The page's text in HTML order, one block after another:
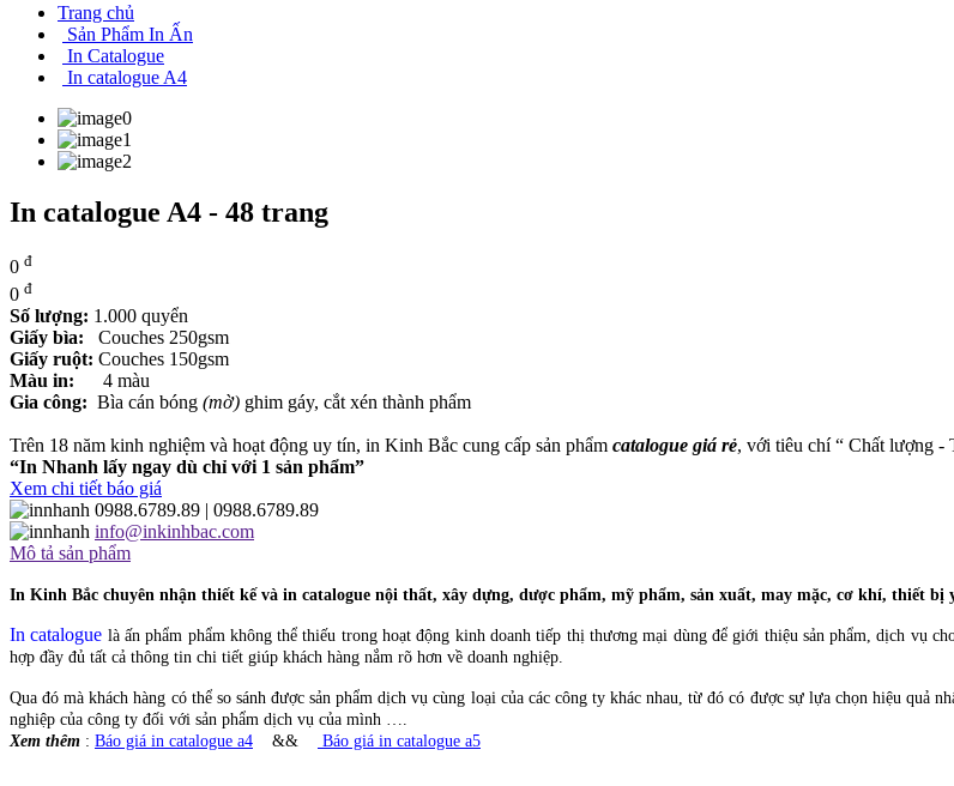
Trang chủ
Sản Phẩm In Ấn
In Catalogue
In catalogue A4
In catalogue A4 - 48 trang
0 đ
0 đ
Số lượng: 1.000 quyển
Giấy bìa: Couches 250gsm
Giấy ruột: Couches 150gsm
Màu in: 4 màu
Gia công: Bìa cán bóng (mờ) ghim gáy, cắt xén thành phẩm
Trên 18 năm kinh nghiệm và hoạt động uy tín, in Kinh Bắc cung cấp sản phẩm catalogue giá rẻ, với tiêu chí “ Chất lượng -
“In Nhanh lấy ngay dù chỉ với 1 sản phẩm”
Xem chi tiết báo giá
0988.6789.89 | 0988.6789.89
info@inkinhbac.com
Mô tả sản phẩm
In Kinh Bắc chuyên nhận thiết kế và in catalogue nội thất, xây dựng, dược phẩm, mỹ phẩm, sản xuất, may mặc, cơ khí, thiết
In catalogue là ấn phẩm phẩm không thể thiếu trong hoạt động kinh doanh tiếp thị thương mại dùng để giới thiệu sản phẩm, dịch vụ
hợp đầy đủ tất cả thông tin chi tiết giúp khách hàng nắm rõ hơn về doanh nghiệp.
Qua đó mà khách hàng có thể so sánh được sản phẩm dịch vụ cùng loại của các công ty khác nhau, từ đó có được sự lựa chọn hiệu quả
nghiệp của công ty đối với sản phẩm dịch vụ của mình ….
Xem thêm : Báo giá in catalogue a4 && Báo giá in catalogue a5